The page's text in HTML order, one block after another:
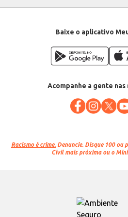
Baixe o aplicativo
Acompanhe a gente nas
Racismo é crime. Denuncie. Disque 100 ou
Civil mais próxima ou o